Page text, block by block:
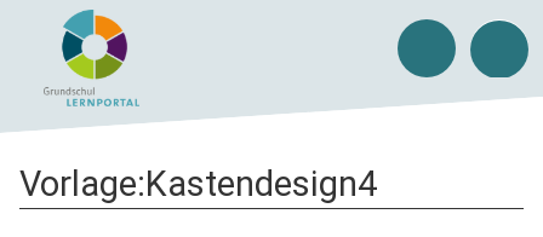
Vorlage:Kastendesign4